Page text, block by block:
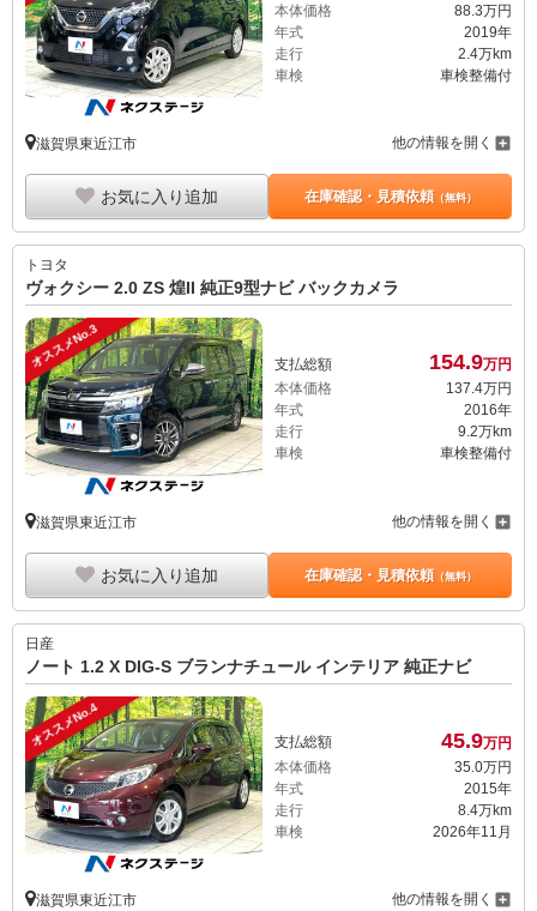
本体価格
88. 3万円
年式
2019年
走行
2.4万km
車検
車検整備付
滋賀県東近江市 他の情報を開く
お気に入り追加 在庫確認・見積依頼（無料）
トヨタ
ヴォクシー 2.0 ZS 煌II 純正9型ナビ バックカメラ
オススメNo.3 支払総額 154.9万円
本体価格
137.4万円
年式
2016年
走行
9.2万km
車検
車検整備付
滋賀県東近江市 他の情報を開く
お気に入り追加 在庫確認・見積依頼（無料）
日産
ノート 1.2 X DIG-S ブランナチュール インテリア 純正ナビ
オススメNo.4 支払総額 45.9万円
本体価格
35. 0万円
年式
2015年
走行
8.4万km
車検
2026年11月
滋賀県東近江市 他の情報を開く